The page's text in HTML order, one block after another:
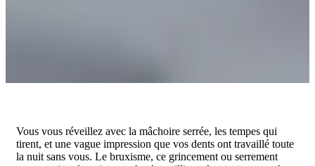
Vous vous réveillez avec la mâchoire serrée, les tempes qui
tirent, et une vague impression que vos dents ont travaillé toute
la nuit sans vous. Le bruxisme, ce grincement ou serrement